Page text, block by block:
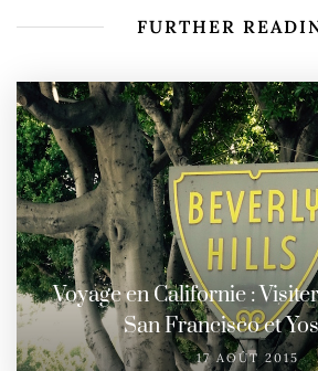
FURTHER
Voyage en Californie :
San Francisco et
17 AOÛT 2015